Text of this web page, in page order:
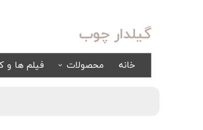
گیلدار چوب
خانه
محصولات
فیلم ها و